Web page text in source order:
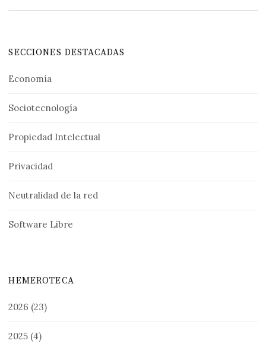
SECCIONES DESTACADAS
Economía
Sociotecnología
Propiedad Intelectual
Privacidad
Neutralidad de la red
Software Libre
HEMEROTECA
2026 (23)
2025 (4)